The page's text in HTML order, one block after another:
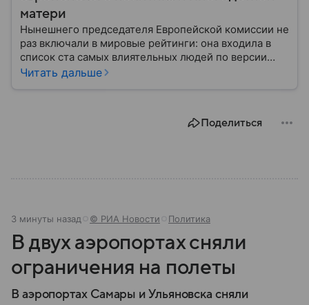
матери
Нынешнего председателя Европейской комиссии не
раз включали в мировые рейтинги: она входила в
список ста самых влиятельных людей по версии
журнала Time и возглавляла аналогичные у Forbes.
Читать дальше
Поделиться
3 минуты назад © РИА Новости Политика
В двух аэропортах сняли
ограничения на полеты
В аэропортах Самары и Ульяновска сняли